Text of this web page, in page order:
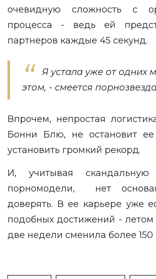
очевидную сложность с
процесса - ведь ей
партнеров каждые 45 секунд.
Я устала уже от одних
этом, - смеется
Впрочем, непростая
Бонни Блю, не остановит
установить громкий рекорд.
И, учитывая скандальную
порномодели, нет
доверять. В ее карьере уже
подобных достижений - летом
две недели сменила более 150